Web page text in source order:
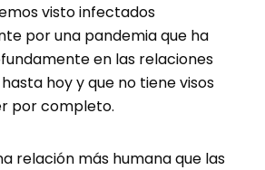
visto infectados
por una pandemia que ha
en las relaciones
hoy y que no tiene visos
por completo.
relación más humana que las